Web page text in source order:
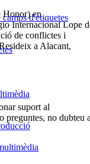
d'etiquetes
Honor) en
Internacional Lope
de conflictes i
a Alacant,
suport al
preguntes, no dubteu